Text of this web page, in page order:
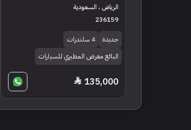
الرياض ، السعودية
236159
جديدة
4 سلندرات
البائع معرض المطيري للسيارات
135,000